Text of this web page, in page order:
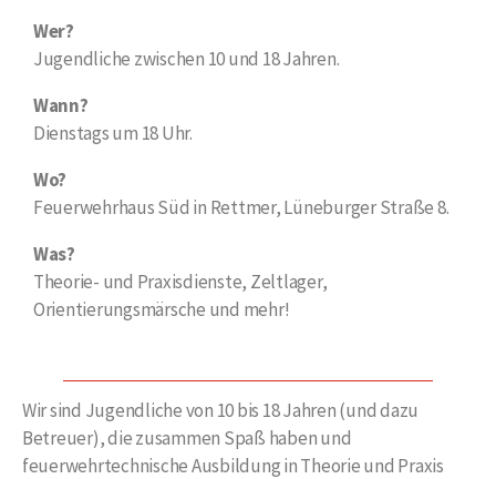
Wer?
Jugendliche zwischen 10 und 18 Jahren.
Wann?
Dienstags um 18 Uhr.
Wo?
Feuerwehrhaus Süd in Rettmer, Lüneburger Straße 8.
Was?
Theorie- und Praxisdienste, Zeltlager,
Orientierungsmärsche und mehr!
Wir sind Jugendliche von 10 bis 18 Jahren (und dazu
Betreuer), die zusammen Spaß haben und
feuerwehrtechnische Ausbildung in Theorie und Praxis